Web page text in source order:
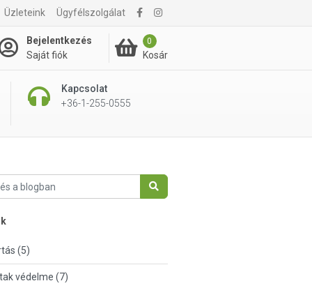
Üzleteink Ügyfélszolgálat
Bejelentkezés
Saját fiók
0
Kosár
Kapcsolat
+36-1-255-0555
(5)
védelme (7)